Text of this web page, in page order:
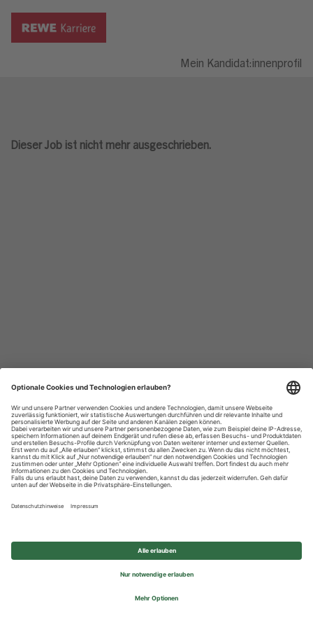
Mein Kandidat:innenprofil
Dieser Job ist nicht mehr ausgeschrieben.
Datenschutzhinweise
Impressum
Privatsphäre-Einstellungen
© 2026 REWE Group - All rights reserved